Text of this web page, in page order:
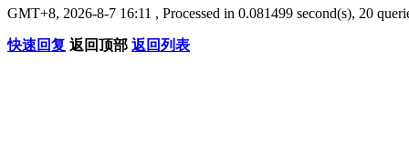
GMT+8, 2026-8-7 16:11 , Processed in 0.081499 second(s), 20
快速回复 返回顶部 返回列表